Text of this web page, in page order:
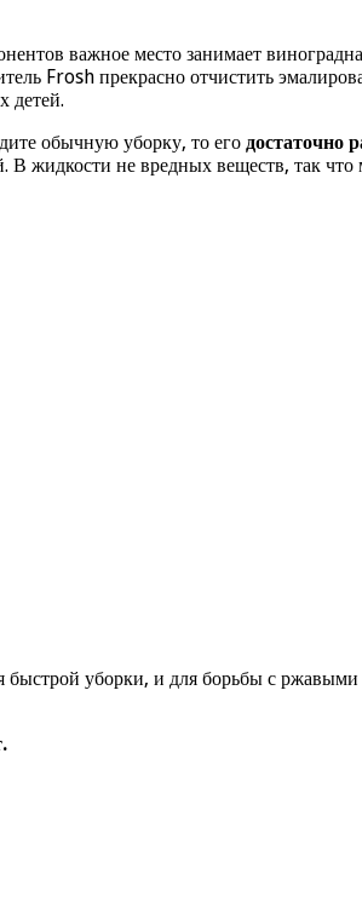
важное место занимает
Frosh прекрасно отчистить
детей.
обычную уборку, то его достаточно
В жидкости не вредных веществ, так
быстрой уборки, и для борьбы с